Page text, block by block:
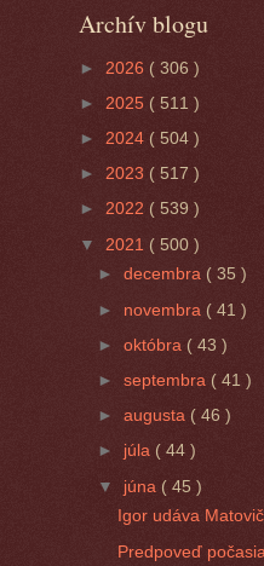
Archív blogu
► 2026 ( 306 )
► 2025 ( 511 )
► 2024 ( 504 )
► 2023 ( 517 )
► 2022 ( 539 )
▼ 2021 ( 500 )
►decembra ( 35 )
► novembra ( 41 )
►októbra( 43 )
►septembra ( 41 )
►augusta ( 46 )
► júla ( 44 )
▼ júna ( 45 )
Igor udáva
Predpoveď